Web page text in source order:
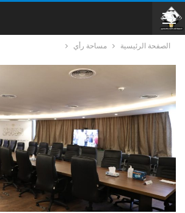
الصفحة الرئيسية مساحة رأي